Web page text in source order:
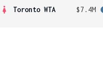
Toronto WTA
$7.4M